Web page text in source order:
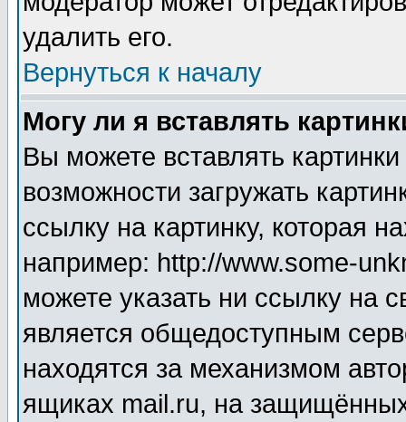
удалить его.
Вернуться к началу
Могу ли я вставлять
Вы можете вставлять
возможности загружать
ссылку на картинку, которая
например: http://www.some-
можете указать ни ссылку на
является общедоступным
находятся за механизмом
ящиках mail.ru, на